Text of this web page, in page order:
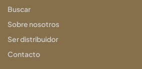
Buscar
Sobre nosotros
Ser distribuidor
Contacto